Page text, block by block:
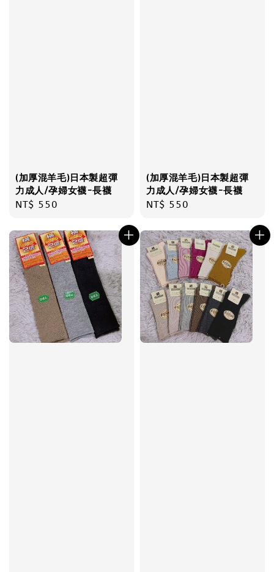
(加厚混羊毛)日本製超彈
力成人/孕婦女襪-長襪
Regular
NT$ 550
(加厚混羊毛)日本製超彈
力成人/孕婦女襪-長襪
Regular
NT$ 550